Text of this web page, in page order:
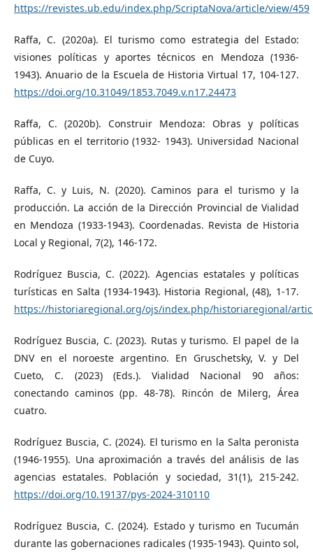
https://revistes.ub.edu/index.php/ScriptaNova/article/view/459
Raffa, C. (2020a). El turismo como estrategia del Estado:
visiones políticas y aportes técnicos en Mendoza (1936-
1943). Anuario de la Escuela de Historia Virtual 17, 104-127.
https://doi.org/10.31049/1853.7049.v.n17.24473
Raffa, C. (2020b). Construir Mendoza: Obras y políticas
públicas en el territorio (1932- 1943). Universidad Nacional
de Cuyo.
Raffa, C. y Luis, N. (2020). Caminos para el turismo y la
producción. La acción de la Dirección Provincial de Vialidad
en Mendoza (1933-1943). Coordenadas. Revista de Historia
Local y Regional, 7(2), 146-172.
Rodríguez Buscia, C. (2022). Agencias estatales y políticas
turísticas en Salta (1934-1943). Historia Regional, (48), 1-17.
https://historiaregional.org/ojs/index.php/historiaregional/
Rodríguez Buscia, C. (2023). Rutas y turismo. El papel de la
DNV en el noroeste argentino. En Gruschetsky, V. y Del
Cueto, C. (2023) (Eds.). Vialidad Nacional 90 años:
conectando caminos (pp. 48-78). Rincón de Milerg, Área
cuatro.
Rodríguez Buscia, C. (2024). El turismo en la Salta peronista
(1946-1955). Una aproximación a través del análisis de las
agencias estatales. Población y sociedad, 31(1), 215-242.
https://doi.org/10.19137/pys-2024-310110
Rodríguez Buscia, C. (2024). Estado y turismo en Tucumán
durante las gobernaciones radicales (1935-1943). Quinto sol,